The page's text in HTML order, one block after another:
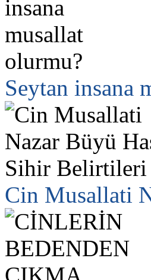
Seytan insana
Cin Musallati